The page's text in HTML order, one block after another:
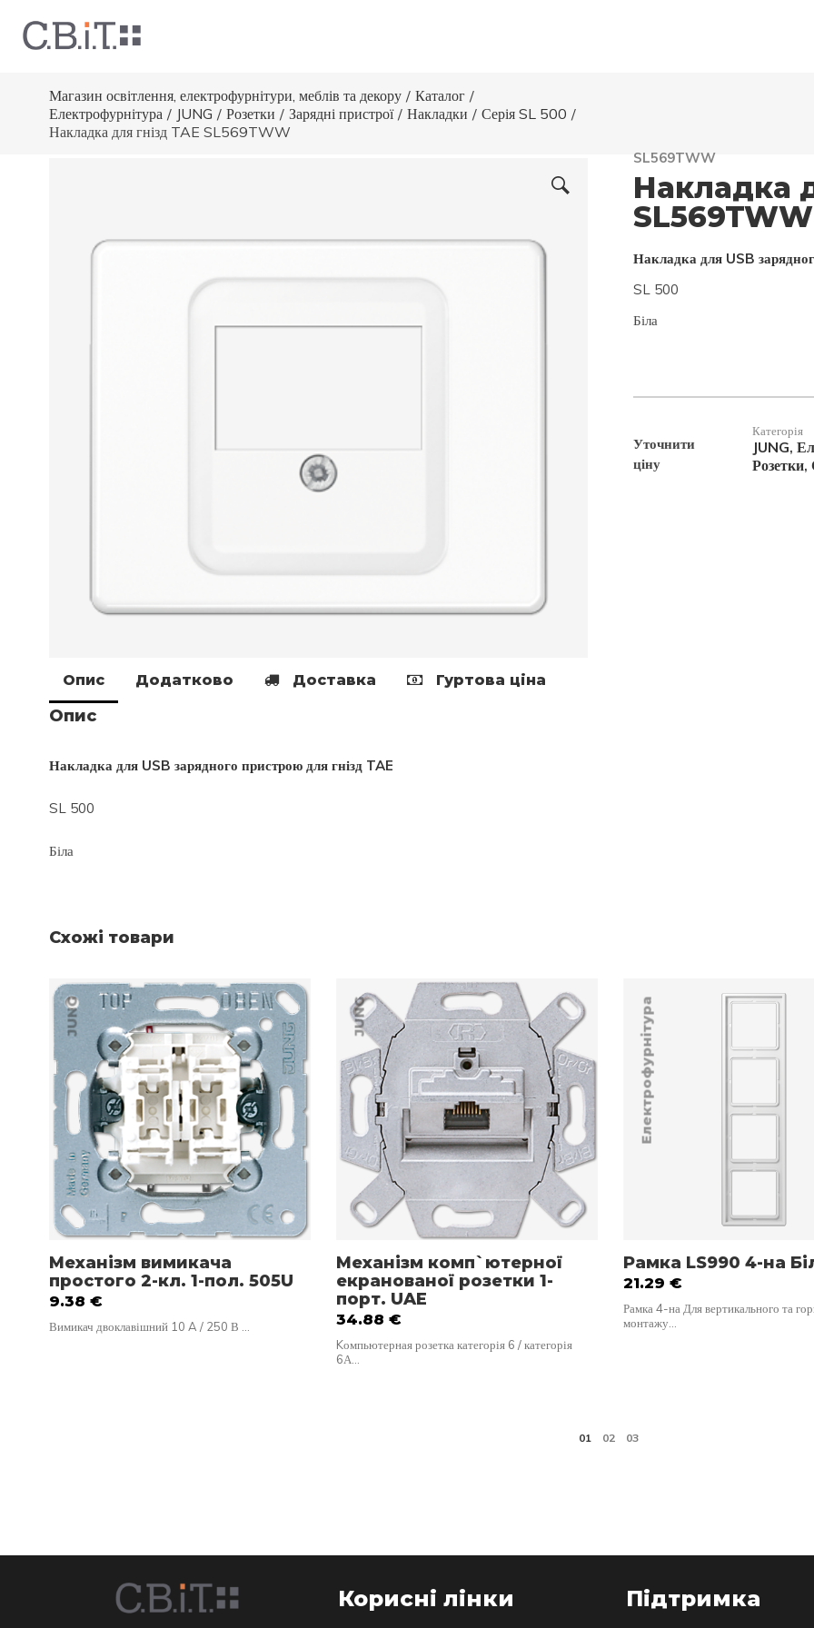
Магазин освітлення, електрофурнітури, меблів та декору / Каталог /
Електрофурнітура / JUNG / Розетки / Зарядні пристрої / Накладки / Серія SL 500 /
Накладка для гнізд TAE SL569TWW
SL569TWW
Накладка
SL569TWW
Накладка для USB
SL 500
Біла
Уточнити
ціну
Категорія
JUNG,
Розетки,
Опис Додатково Доставка Гуртова ціна
Опис
Накладка для USB зарядного пристрою для гнізд TAE
SL 500
Біла
Схожі товари
JUNG
Механізм вимикача
простого 2-кл. 1-пол. 505U
9.38 €
Вимикач двоклавішний 10 A / 250 В …
JUNG
Механізм комп`ютерної
екранованої розетки 1-
порт. UAE
34.88 €
Kомпьютерная розетка категорія 6 / категорія
6А…
Електрофурнітура
Рамка LS990 4-на
21.29 €
Рамка 4-на Для вертикального та
монтажу…
Корисні лінки Підтримка